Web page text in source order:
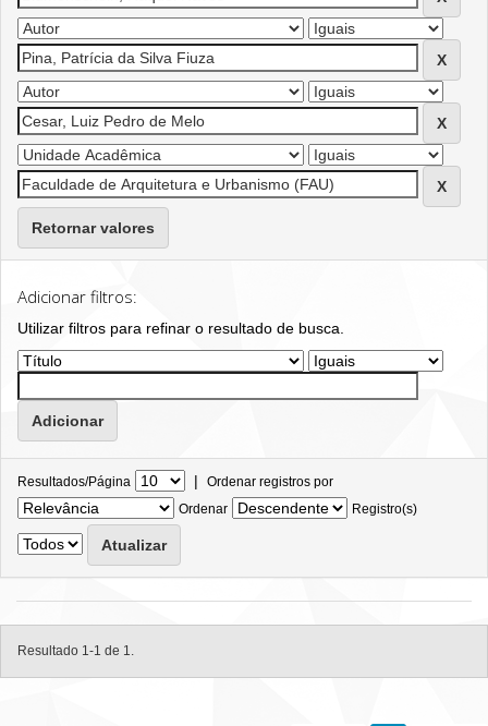
Retornar valores
Adicionar filtros:
Utilizar filtros para refinar o resultado de busca.
Resultados/Página | Ordenar registros por
Ordenar
Registro(s)
Resultado 1-1 de 1.